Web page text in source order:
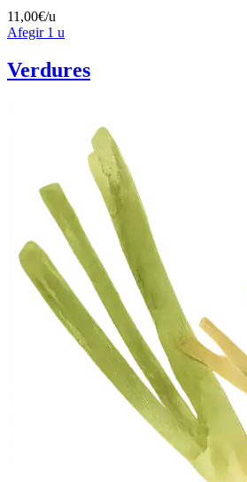
11,00€/u
Afegir 1 u
Verdures